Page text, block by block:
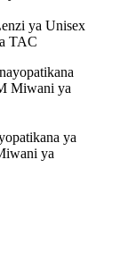
ya Unisex
TAC
ya
ya